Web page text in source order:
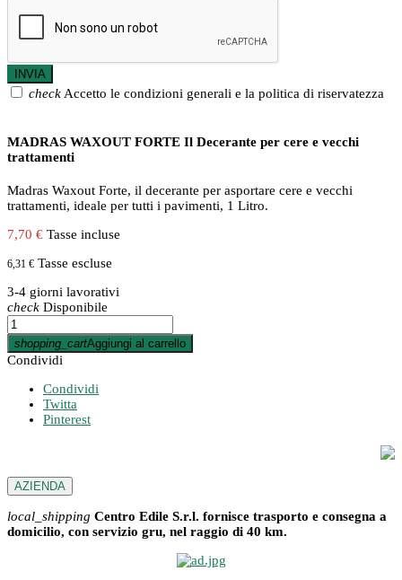
check Accetto le condizioni generali e la politica di riservatezza
MADRAS WAXOUT FORTE Il Decerante per cere e vecchi
trattamenti
Madras Waxout Forte, il decerante per asportare cere e vecchi
trattamenti, ideale per tutti i pavimenti, 1 Litro.
7,70 € Tasse incluse
6,31 € Tasse escluse
3-4 giorni lavorativi
check Disponibile
shopping_cartAggiungi al carrello
Condividi
Condividi
Twitta
Pinterest
AZIENDA
local_shipping Centro Edile S.r.l. fornisce trasporto e consegna a
domicilio, con servizio gru, nel raggio di 40 km.